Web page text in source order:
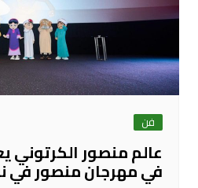
فن
عالم منصور الكرتوني
في مهرجان منصور في